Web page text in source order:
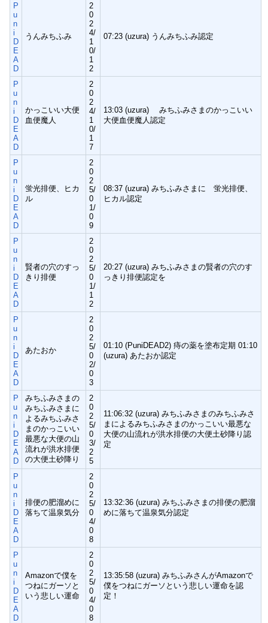
P
u
n
i
D
E
A
D
うんみちふみ
2
0
2
4/
1
0/
1
2
07:23 (uzura) うんみちふみ認定
P
u
n
i
D
E
A
D
かっこいい大便
血便魔人
2
0
2
4/
1
0/
1
7
13:03 (uzura) みちふみさまのかっこいい
大便血便魔人認定
P
u
n
i
D
E
A
D
蛍光排便、ヒカ
ル
2
0
2
5/
0
1/
0
9
08:37 (uzura) みちふみさまに 蛍光排便、
ヒカル認定
P
u
n
i
D
E
A
D
賢者の穴のすっ
きり排便
2
0
2
5/
0
1/
1
2
20:27 (uzura) みちふみさまの賢者の穴のす
っきり排便認定を
P
u
n
i
D
E
A
D
あたおか
2
0
2
5/
0
2/
0
3
01:10 (PuniDEAD2) 痔の薬を塗布定期 01:10
(uzura) あたおか認定
P
u
n
i
D
E
A
D
みちふみさまの
みちふみさまに
よるみちふみさ
まのかっこいい
最悪な大便の山
流れが洪水排便
の大便土砂降り
2
0
2
5/
0
3/
2
5
11:06:32 (uzura) みちふみさまのみちふみさ
まによるみちふみさまのかっこいい最悪な
大便の山流れが洪水排便の大便土砂降り認
定
P
u
n
i
D
E
A
D
排便の肥溜めに
落ちて温泉気分
2
0
2
5/
0
4/
0
8
13:32:36 (uzura) みちふみさまの排便の肥溜
めに落ちて温泉気分認定
P
u
n
i
D
E
A
D
Amazonで僕を
つねにガーソと
いう悲しい運命
2
0
2
5/
0
4/
0
8
13:35:58 (uzura) みちふみさんがAmazonで
僕をつねにガーソという悲しい運命を認
定！